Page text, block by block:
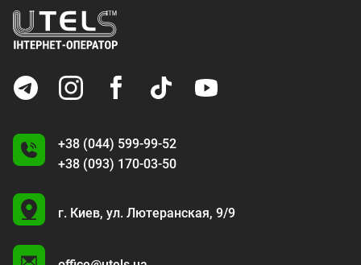
+38 (044) 599-99-52
+38 (093) 170-03-50
U
г. Киев, ул. Лютеранская, 9/9